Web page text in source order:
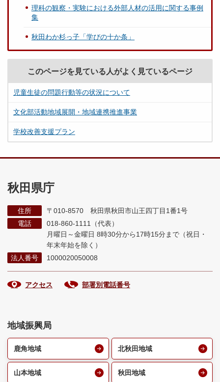
理科の観察・実験における外部人材の活用に関する事例
集
秋田わか杉っ子「学びの十か条」
このページを見ている人がよく見ているページ
児童生徒の問題行動等の状況について
文化部活動地域展開・地域連携推進事業
学校改善支援プラン
秋田県庁
住所
〒010-8570 秋田県秋田市山王四丁目1番1号
電話
018-860-1111（代表）
月曜日～金曜日 8時30分から17時15分まで （祝日・
年末年始を除く）
法人番号
1000020050008
アクセス 部署別電話番号
地域振興局
鹿角地域 北秋田地域
山本地域 秋田地域